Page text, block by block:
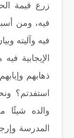
زرع قيمة
فيه، ومن
فيه وآليته
الإيجابية
ذهابهم
استفدتم؟
والده شيئًا
المدرسة